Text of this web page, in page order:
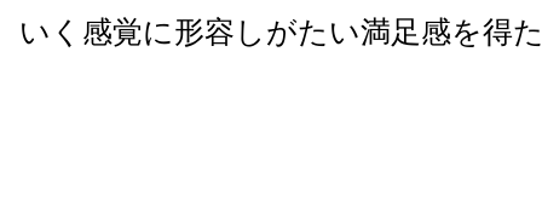
いく感覚に形容しがたい満足感を得